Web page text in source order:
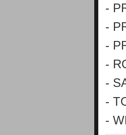
-
-
-
-
-
-
-